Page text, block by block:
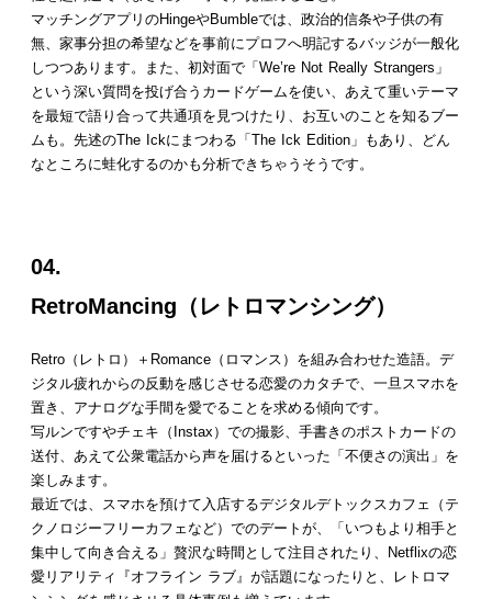
マッチングアプリのHingeやBumbleでは、政治的信条や子供の有
無、家事分担の希望などを事前にプロフへ明記するバッジが一般化
しつつあります。また、初対面で「We’re Not Really Strangers」
という深い質問を投げ合うカードゲームを使い、あえて重いテーマ
を最短で語り合って共通項を見つけたり、お互いのことを知るブー
ムも。先述のThe Ickにまつわる「The Ick Edition」もあり、どん
なところに蛙化するのかも分析できちゃうそうです。
04.
RetroMancing（レトロマンシング）
Retro（レトロ）＋Romance（ロマンス）を組み合わせた造語。デ
ジタル疲れからの反動を感じさせる恋愛のカタチで、一旦スマホを
置き、アナログな手間を愛でることを求める傾向です。
写ルンですやチェキ（Instax）での撮影、手書きのポストカードの
送付、あえて公衆電話から声を届けるといった「不便さの演出」を
楽しみます。
最近では、スマホを預けて入店するデジタルデトックスカフェ（テ
クノロジーフリーカフェなど）でのデートが、「いつもより相手と
集中して向き合える」贅沢な時間として注目されたり、Netflixの恋
愛リアリティ『オフライン ラブ』が話題になったりと、レトロマ